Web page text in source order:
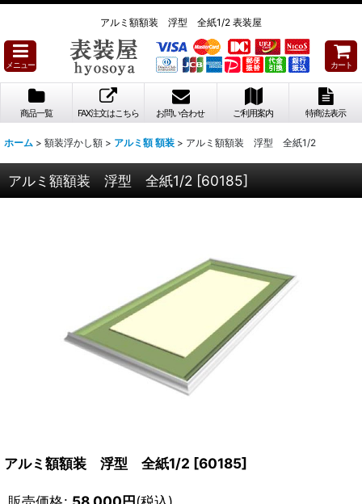
アルミ額額装 浮型 全紙1/2 表装屋
メニュー カート
商品一覧 FAX注文はこちら お問い合わせ ご利用案内 特商法表示
ホーム > 額装浮かし額 > アルミ額 額装 > アルミ額額装 浮型 全紙1/2
アルミ額額装 浮型 全紙1/2 [60185]
アルミ額額装 浮型 全紙1/2 [60185]